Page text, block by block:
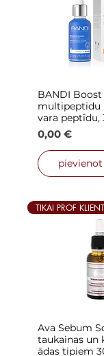
Ātrais
BANDI Boost
multipeptīdu
vara peptīdu,
Cena
0,00 €
Ātrais
TIKAI PROF
Ava Sebum
taukainas un
ādas tipiem